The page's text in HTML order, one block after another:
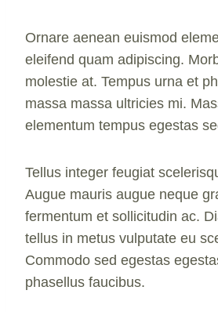
Ornare aenean euismod
eleifend quam adipiscing.
molestie at. Tempus urna et
massa massa ultricies mi.
elementum tempus egestas
Tellus integer feugiat
Augue mauris augue neque
fermentum et sollicitudin ac.
tellus in metus vulputate eu
Commodo sed egestas
phasellus faucibus.